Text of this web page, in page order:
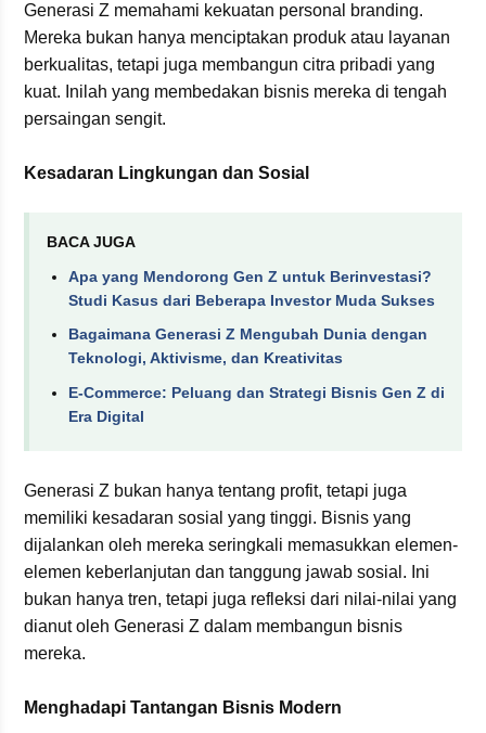
Generasi Z memahami kekuatan personal branding.
Mereka bukan hanya menciptakan produk atau layanan
berkualitas, tetapi juga membangun citra pribadi yang
kuat. Inilah yang membedakan bisnis mereka di tengah
persaingan sengit.
Kesadaran Lingkungan dan Sosial
BACA JUGA
Apa yang Mendorong Gen Z untuk Berinvestasi?
Studi Kasus dari Beberapa Investor Muda Sukses
Bagaimana Generasi Z Mengubah Dunia dengan
Teknologi, Aktivisme, dan Kreativitas
E-Commerce: Peluang dan Strategi Bisnis Gen Z di
Era Digital
Generasi Z bukan hanya tentang profit, tetapi juga
memiliki kesadaran sosial yang tinggi. Bisnis yang
dijalankan oleh mereka seringkali memasukkan elemen-
elemen keberlanjutan dan tanggung jawab sosial. Ini
bukan hanya tren, tetapi juga refleksi dari nilai-nilai yang
dianut oleh Generasi Z dalam membangun bisnis
mereka.
Menghadapi Tantangan Bisnis Modern